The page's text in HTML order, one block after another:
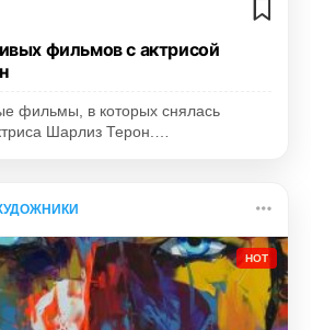
фильмов с актрисой
фильмы, в которых снялась
Шарлиз Терон.…
HOT